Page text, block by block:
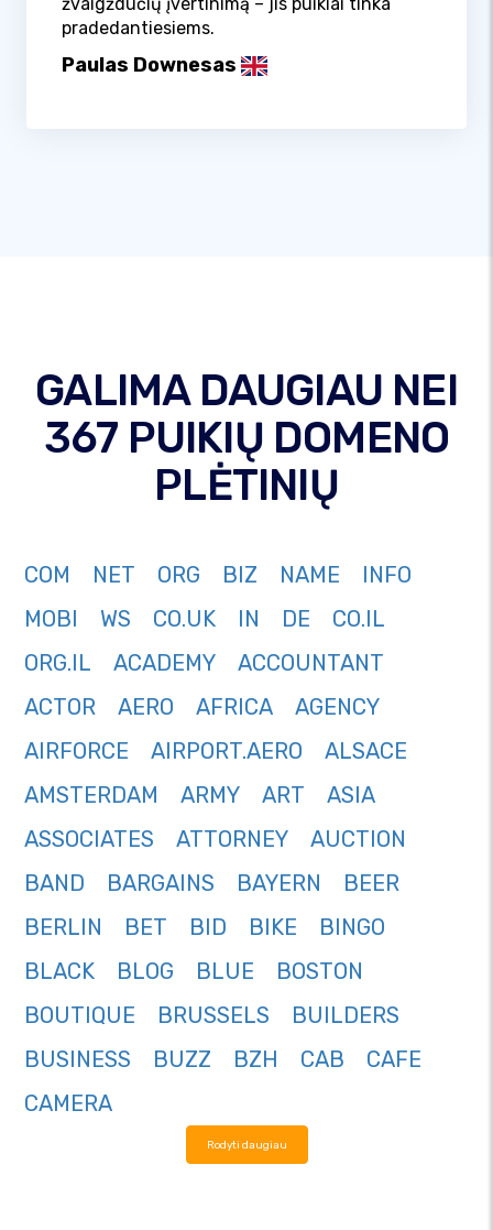
pradedantiesiems.
Paulas Downesas
GALIMA DAUGIAU NEI
367 PUIKIŲ DOMENO
PLĖTINIŲ
COM NET ORG BIZ NAME
INFO
MOBI
WS CO.UK IN DE
CO.IL
ORG.IL
ACADEMY
ACCOUNTANT
ACTOR
AERO AFRICA
AGENCY
AIRFORCE
AIRPORT.AERO
ALSACE
AMSTERDAM
ARMY ART
ASIA
ASSOCIATES
ATTORNEY
AUCTION
BAND
BARGAINS BAYERN
BEER
BERLIN
BET BID BIKE
BINGO
BLACK
BLOG BLUE
BOSTON
BOUTIQUE
BRUSSELS
BUILDERS
BUSINESS
BUZZ BZH CAB
CAFE
CAMERA
Rodyti daugiau